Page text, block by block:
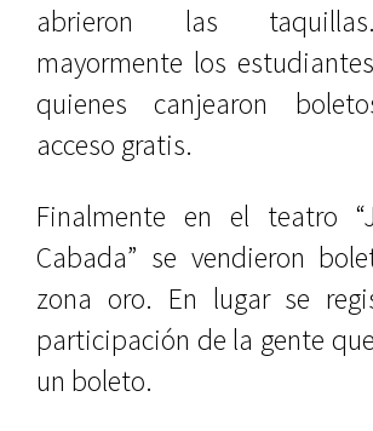
abrieron las
mayormente los
quienes canjearon
acceso gratis.
Finalmente en el teatro
Cabada” se vendieron
zona oro. En lugar se
participación de la gente
un boleto.